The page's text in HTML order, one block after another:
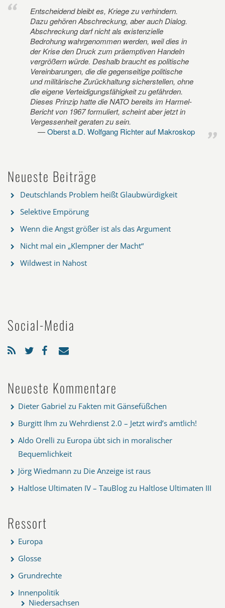
Entscheidend bleibt es, Kriege zu verhindern.
Dazu gehören Abschreckung, aber auch Dialog.
Abschreckung darf nicht als existenzielle
Bedrohung wahrgenommen werden, weil dies in
der Krise den Druck zum präemptiven Handeln
vergrößern würde. Deshalb braucht es politische
Vereinbarungen, die die gegenseitige politische
und militärische Zurückhaltung sicherstellen, ohne
die eigene Verteidigungsfähigkeit zu gefährden.
Dieses Prinzip hatte die NATO bereits im Harmel-
Bericht von 1967 formuliert, scheint aber jetzt in
Vergessenheit geraten zu sein.
Oberst a.D. Wolfgang Richter auf Makroskop
Neueste Beiträge
Deutschlands Problem heißt Glaubwürdigkeit
Selektive Empörung
Wenn die Angst größer ist als das Argument
Nicht mal ein „Klempner der Macht“
Wildwest in Nahost
Social-Media
Neueste Kommentare
Dieter Gabriel zu Fakten mit Gänsefüßchen
Burgitt Ihm zu Wehrdienst 2.0 – Jetzt wird’s amtlich!
Aldo Orelli zu Europa übt sich in moralischer
Bequemlichkeit
Jörg Wiedmann zu Die Anzeige ist raus
Haltlose Ultimaten IV – TauBlog zu Haltlose Ultimaten III
Ressort
Europa
Glosse
Grundrechte
Innenpolitik
Niedersachsen